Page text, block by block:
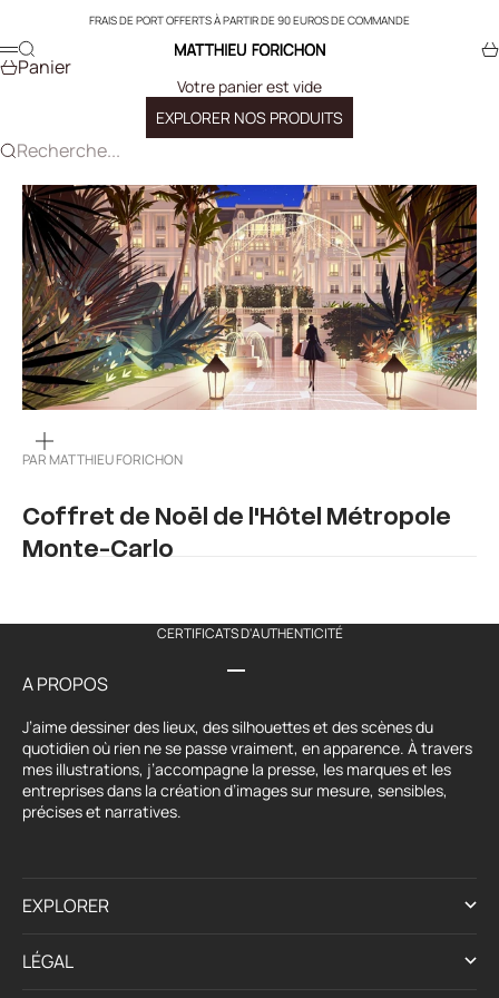
FRAIS DE PORT OFFERTS À PARTIR DE 90 EUROS DE COMMANDE
Matthieu Forichon
Menu
Recherche
Panier
Votre panier est vide
EXPLORER NOS PRODUITS
Recherche...
L'IMAGE
PAR MATTHIEU FORICHON
Coffret de Noël de l'Hôtel Métropole
Monte-Carlo
CERTIFICATS D'AUTHENTICITÉ
A PROPOS
J’aime dessiner des lieux, des silhouettes et des scènes du
quotidien où rien ne se passe vraiment, en apparence. À travers
mes illustrations, j’accompagne la presse, les marques et les
entreprises dans la création d’images sur mesure, sensibles,
précises et narratives.
EXPLORER
LÉGAL